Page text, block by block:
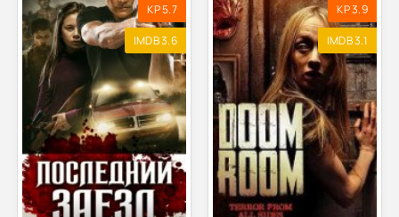
KP 5.7
IMDB 3.6
KP 3.9
IMDB 3.1